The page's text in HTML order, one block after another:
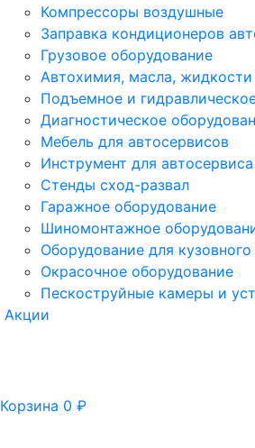
Компрессоры воздушные
Заправка кондиционеров
Грузовое оборудование
Автохимия, масла, жидкости
Подъемное и
Диагностическое
Мебель для автосервисов
Инструмент для автосервиса
Стенды сход-развал
Гаражное оборудование
Шиномонтажное
Оборудование для
Окрасочное оборудование
Пескоструйные камеры и
Акции
Корзина 0 ₽